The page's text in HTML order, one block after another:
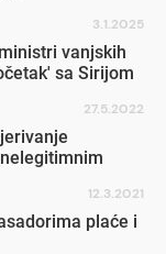
3.1.2025
vanjskih
sa Sirijom
27.5.2022
12.3.2021
plaće i